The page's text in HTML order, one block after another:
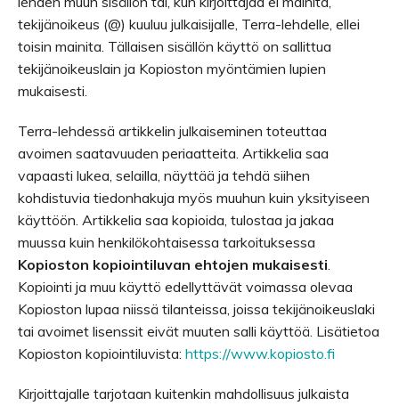
tekijänoikeus (@) kuuluu julkaisijalle, Terra-lehdelle, ellei
toisin mainita. Tällaisen sisällön käyttö on sallittua
tekijänoikeuslain ja Kopioston myöntämien lupien
mukaisesti.
Terra-lehdessä artikkelin julkaiseminen toteuttaa
avoimen saatavuuden periaatteita. Artikkelia saa
vapaasti lukea, selailla, näyttää ja tehdä siihen
kohdistuvia tiedonhakuja myös muuhun kuin yksityiseen
käyttöön. Artikkelia saa kopioida, tulostaa ja jakaa
muussa kuin henkilökohtaisessa tarkoituksessa
Kopioston kopiointiluvan ehtojen mukaisesti.
Kopiointi ja muu käyttö edellyttävät voimassa olevaa
Kopioston lupaa niissä tilanteissa, joissa tekijänoikeuslaki
tai avoimet lisenssit eivät muuten salli käyttöä. Lisätietoa
Kopioston kopiointiluvista: https://www.kopiosto.fi
Kirjoittajalle tarjotaan kuitenkin mahdollisuus julkaista